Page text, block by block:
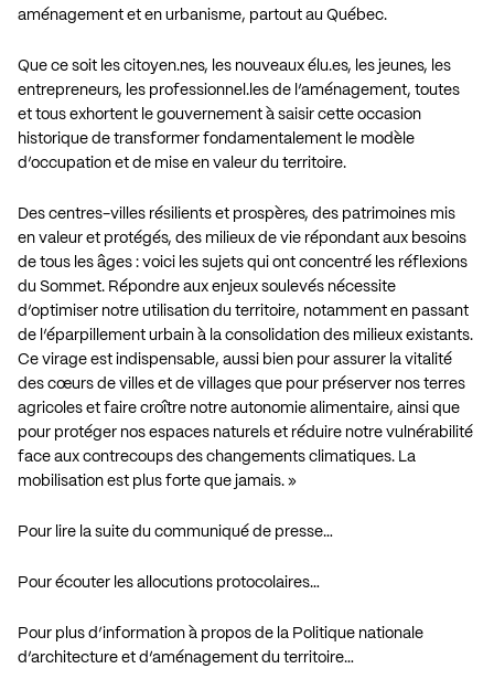
aménagement et en urbanisme, partout au Québec.
Que ce soit les citoyen.nes, les nouveaux élu.es, les jeunes, les
entrepreneurs, les professionnel.les de l’aménagement, toutes
et tous exhortent le gouvernement à saisir cette occasion
historique de transformer fondamentalement le modèle
d’occupation et de mise en valeur du territoire.
Des centres-villes résilients et prospères, des patrimoines mis
en valeur et protégés, des milieux de vie répondant aux besoins
de tous les âges : voici les sujets qui ont concentré les réflexions
du Sommet. Répondre aux enjeux soulevés nécessite
d’optimiser notre utilisation du territoire, notamment en passant
de l’éparpillement urbain à la consolidation des milieux existants.
Ce virage est indispensable, aussi bien pour assurer la vitalité
des cœurs de villes et de villages que pour préserver nos terres
agricoles et faire croître notre autonomie alimentaire, ainsi que
pour protéger nos espaces naturels et réduire notre vulnérabilité
face aux contrecoups des changements climatiques. La
mobilisation est plus forte que jamais. »
Pour lire la suite du communiqué de presse…
Pour écouter les allocutions protocolaires…
Pour plus d’information à propos de la Politique nationale
d’architecture et d’aménagement du territoire…